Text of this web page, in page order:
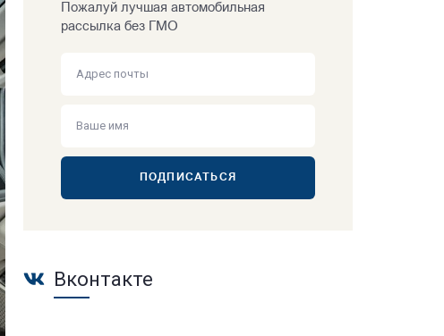
Пожалуй лучшая автомобильная
рассылка без ГМО
ПОДПИСАТЬСЯ
Вконтакте